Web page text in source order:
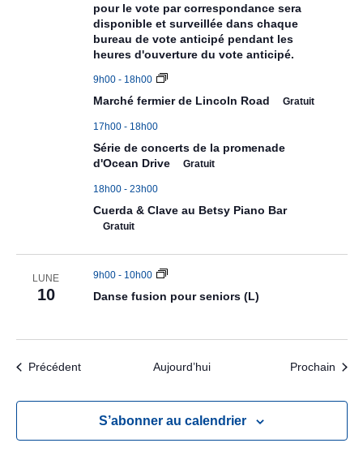
pour le vote par correspondance sera
disponible et surveillée dans chaque
bureau de vote anticipé pendant les
heures d'ouverture du vote anticipé.
9h00- 18h00
Marché fermier de Lincoln Road Gratuit
17h00- 18h00
Série de concerts de la promenade
d'Ocean Drive
Gratuit
18h00- 23h00
Cuerda & Clave au Betsy Piano Bar
Gratuit
LUNE
10
9h00- 10h00
Danse fusion pour seniors (L)
PrécédentÉvènements Aujourd’hui Prochain
S’abonner au calendrier